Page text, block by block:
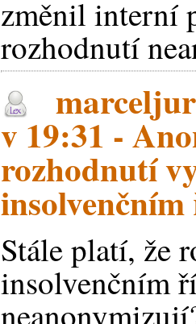
změnil interní
rozhodnutí
v 19:31 -
rozhodnutí
Stále platí, že
insolvenčním